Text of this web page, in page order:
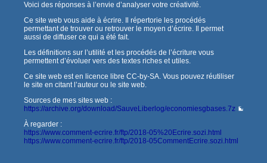
Voici des réponses à l’envie d’analyser votre créativité.
Ce site web vous aide à écrire. Il répertorie les procédés
permettant de trouver ou retrouver le moyen d’écrire. Il permet
aussi de diffuser ce qui a été fait.
Les définitions sur l’utilité et les procédés de l’écriture vous
permettent d’évoluer vers des textes riches et utiles.
Ce site web est en licence libre CC-by-SA. Vous pouvez réutiliser
le site en citant l’auteur ou le site web.
Sources de mes sites web :
https://archive.org/download/SauveLiberlog/economiesgbases.7z
À regarder :
https://www.comment-ecrire.fr/ftp/2018-05%20Ecrire.sozi.html
https://www.comment-ecrire.fr/ftp/2018-05CommentEcrire.sozi.html